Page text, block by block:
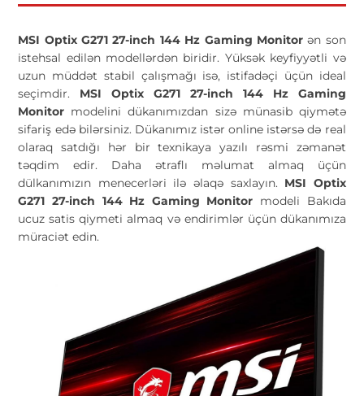
MSI Optix G271 27-inch 144 Hz Gaming Monitorən son
istehsal edilən modellərdən biridir. Yüksək keyfiyyətli və
uzun müddət stabil çalışmağı isə, istifadəçi üçün ideal
seçimdir. MSI Optix G271 27-inch 144 Hz Gaming
Monitor modelini dükanımızdan sizə münasib qiymətə
sifariş edə bilərsiniz. Dükanımız istər online istərsə də real
olaraq satdığı hər bir texnikaya yazılı rəsmi zəmanət
təqdim edir. Daha ətraflı məlumat almaq üçün
dülkanımızın menecerləri ilə əlaqə saxlayın. MSI Optix
G271 27-inch 144 Hz Gaming Monitor modeli Bakıda
ucuz satis qiymeti almaq və endirimlər üçün dükanımıza
müraciət edin.